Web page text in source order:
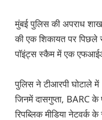
मुंबई पुलिस की अपराध
की एक शिकायत पर पिछले
पॉइंट्स स्कैम में एक
पुलिस ने टीआरपी घोटाले में
जिनमें दासगुप्ता, BARC के
रिपब्लिक मीडिया नेटवर्क